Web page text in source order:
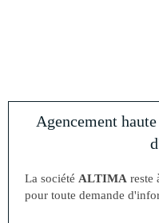
Agencement
La société ALTIMA reste
pour toute demande